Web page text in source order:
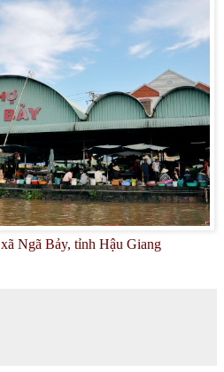
Ngã Bảy, tỉnh Hậu Giang